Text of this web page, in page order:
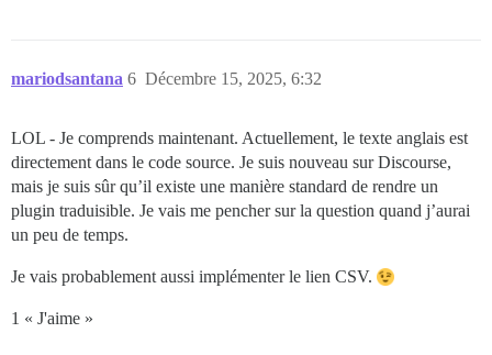
mariodsantana Décembre 15, 2025, 6:32
6
LOL - Je comprends maintenant. Actuellement, le texte anglais est
directement dans le code source. Je suis nouveau sur Discourse,
mais je suis sûr qu’il existe une manière standard de rendre un
plugin traduisible. Je vais me pencher sur la question quand j’aurai
un peu de temps.
Je vais probablement aussi implémenter le lien CSV.
1 « J'aime »